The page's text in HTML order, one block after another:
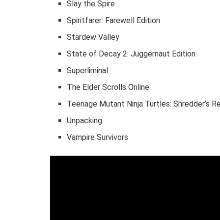
Slay the Spire
Spiritfarer: Farewell Edition
Stardew Valley
State of Decay 2: Juggernaut Edition
Superliminal
The Elder Scrolls Online
Teenage Mutant Ninja Turtles: Shredder’s
Unpacking
Vampire Survivors